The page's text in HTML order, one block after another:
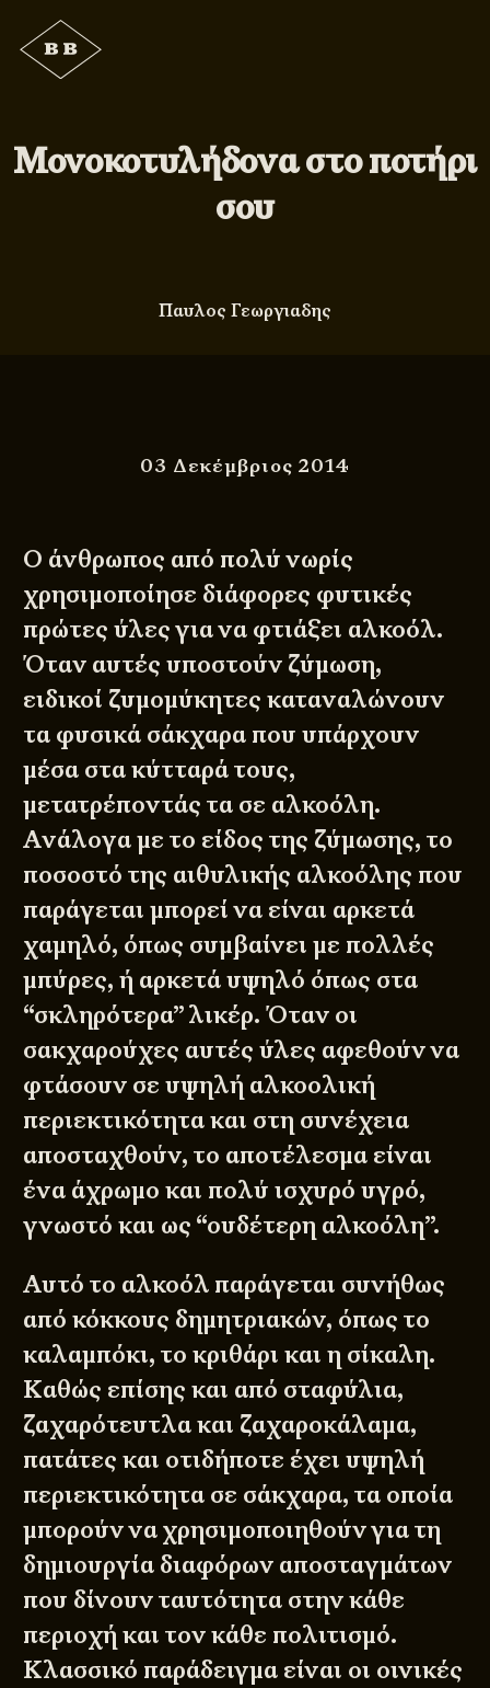
Μονοκοτυλήδονα στο ποτήρι
σου
Παυλος Γεωργιαδης
03 Δεκέμβριος 2014
Ο άνθρωπος από πολύ νωρίς
χρησιμοποίησε διάφορες φυτικές
πρώτες ύλες για να φτιάξει αλκοόλ.
Όταν αυτές υποστούν ζύμωση,
ειδικοί ζυμομύκητες καταναλώνουν
τα φυσικά σάκχαρα που υπάρχουν
μέσα στα κύτταρά τους,
μετατρέποντάς τα σε αλκοόλη.
Ανάλογα με το είδος της ζύμωσης, το
ποσοστό της αιθυλικής αλκοόλης που
παράγεται μπορεί να είναι αρκετά
χαμηλό, όπως συμβαίνει με πολλές
μπύρες, ή αρκετά υψηλό όπως στα
“σκληρότερα” λικέρ. Όταν οι
σακχαρούχες αυτές ύλες αφεθούν να
φτάσουν σε υψηλή αλκοολική
περιεκτικότητα και στη συνέχεια
αποσταχθούν, το αποτέλεσμα είναι
ένα άχρωμο και πολύ ισχυρό υγρό,
γνωστό και ως “ουδέτερη αλκοόλη”.
Αυτό το αλκοόλ παράγεται συνήθως
από κόκκους δημητριακών, όπως το
καλαμπόκι, το κριθάρι και η σίκαλη.
Καθώς επίσης και από σταφύλια,
ζαχαρότευτλα και ζαχαροκάλαμα,
πατάτες και οτιδήποτε έχει υψηλή
περιεκτικότητα σε σάκχαρα, τα οποία
μπορούν να χρησιμοποιηθούν για τη
δημιουργία διαφόρων αποσταγμάτων
που δίνουν ταυτότητα στην κάθε
περιοχή και τον κάθε πολιτισμό.
Κλασσικό παράδειγμα είναι οι οινικές